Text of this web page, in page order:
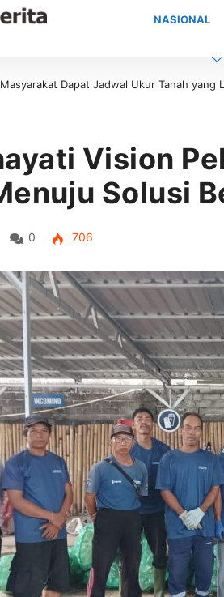
NASIONAL
Pengukuran Terjadwal Buka
Vision
Solusi
0 706